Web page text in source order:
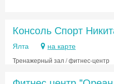
Консоль Спорт
Ялта на карте
Тренажерный зал / фитнес-центр